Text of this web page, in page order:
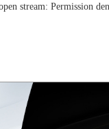
stream: Permission